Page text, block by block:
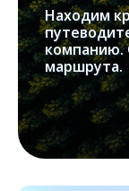
Находим
компанию.
маршрута.